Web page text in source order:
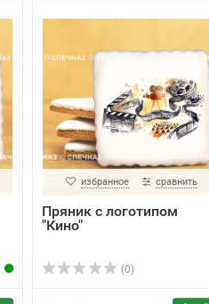
избранное сравнить
Пряник с логотипом
"Кино"
(0)